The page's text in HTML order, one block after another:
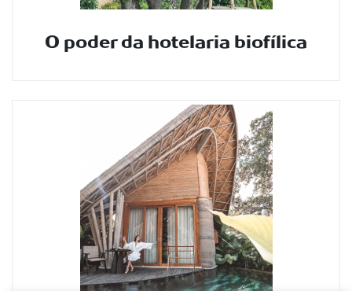
O poder da hotelaria biofílica